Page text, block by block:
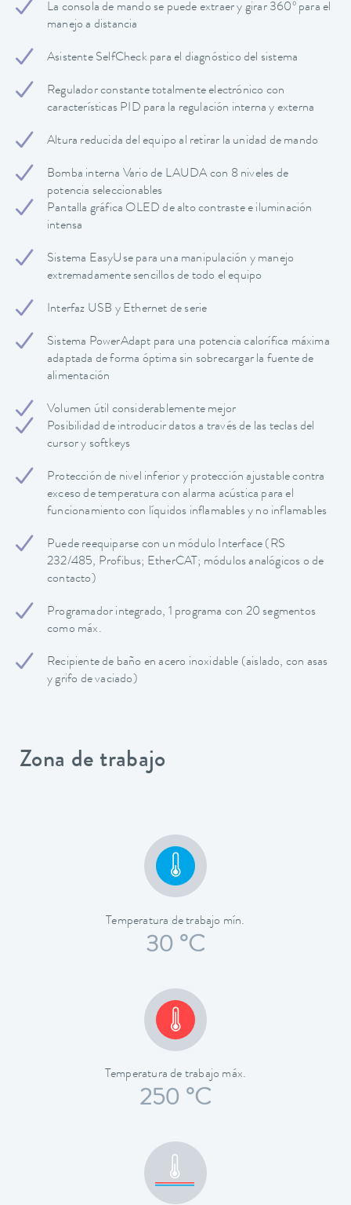
La consola de mando se puede extraer y girar 360º para el
manejo a distancia
Asistente SelfCheck para el diagnóstico del sistema
Regulador constante totalmente electrónico con
características PID para la regulación interna y externa
Altura reducida del equipo al retirar la unidad de mando
Bomba interna Vario de LAUDA con 8 niveles de
potencia seleccionables
Pantalla gráfica OLED de alto contraste e iluminación
intensa
Sistema EasyUse para una manipulación y manejo
extremadamente sencillos de todo el equipo
Interfaz USB y Ethernet de serie
Sistema PowerAdapt para una potencia calorífica máxima
adaptada de forma óptima sin sobrecargar la fuente de
alimentación
Volumen útil considerablemente mejor
Posibilidad de introducir datos a través de las teclas del
cursor y softkeys
Protección de nivel inferior y protección ajustable contra
exceso de temperatura con alarma acústica para el
funcionamiento con líquidos inflamables y no inflamables
Puede reequiparse con un módulo Interface (RS
232/485, Profibus; EtherCAT; módulos analógicos o de
contacto)
Programador integrado, 1 programa con 20 segmentos
como máx.
Recipiente de baño en acero inoxidable (aislado, con asas
y grifo de vaciado)
Zona de trabajo
Temperatura de trabajo mín.
30 °C
Temperatura de trabajo máx.
250 °C